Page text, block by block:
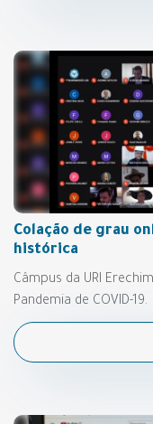
Colação de grau
histórica
Câmpus da URI
Pandemia de COVID-19.